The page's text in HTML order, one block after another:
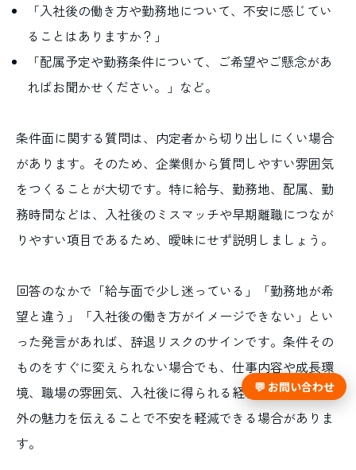
「入社後の働き方や勤務地について、不安に感じてい
ることはありますか？」
「配属予定や勤務条件について、ご希望やご懸念があ
ればお聞かせください。」など。
条件面に関する質問は、内定者から切り出しにくい場合
があります。そのため、企業側から質問しやすい雰囲気
をつくることが大切です。特に給与、勤務地、配属、勤
務時間などは、入社後のミスマッチや早期離職につなが
りやすい項目であるため、曖昧にせず説明しましょう。
回答のなかで「給与面で少し迷っている」「勤務地が希
望と違う」「入社後の働き方がイメージできない」とい
った発言があれば、辞退リスクのサインです。条件その
ものをすぐに変えられない場合でも、仕事内容や成長環
境、職場の雰囲気、入社後に得られる経験など、条件以
外の魅力を伝えることで不安を軽減できる場合がありま
す。
💬 お問い合わせ